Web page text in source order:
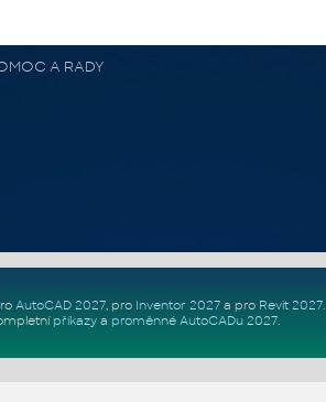
A RADY
AutoCAD 2027, pro Inventor 2027a pro Revit 2027.
příkazya proměnné AutoCADu 2027.